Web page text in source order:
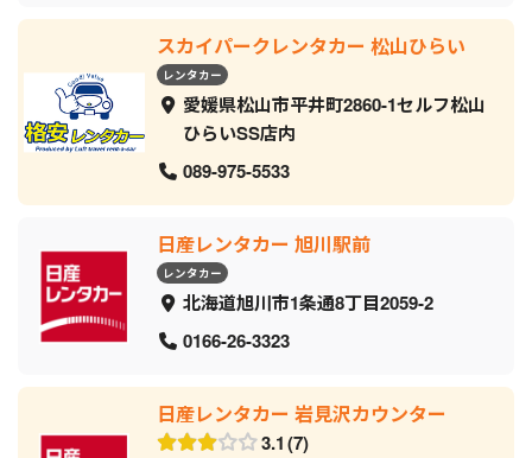
スカイパークレンタカー 松山ひらい
レンタカー
愛媛県松山市平井町2860-1セルフ松山
ひらいSS店内
089-975-5533
日産レンタカー 旭川駅前
レンタカー
北海道旭川市1条通8丁目2059‐2
0166-26-3323
日産レンタカー 岩見沢カウンター
3.1 7